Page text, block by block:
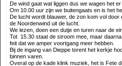
De wind gaat wat liggen dus we wagen het er
Om 10.00 uur zijn we buitengaats en is het
De lucht wordt blauwer, de zon kom vol
de Noordenwind uit de lucht.
We lezen, doen een dutje en turen naar de
Tot 15.30 staat de stroom mee, maar
feit dat we amper voortgang meer hebben.
Bij de ingang van Dieppe torent het kerkje
binnen varen.
Overal op de kade klink muziek, het is Fete